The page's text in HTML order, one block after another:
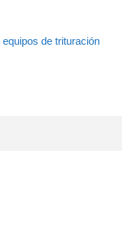
equipos de trituración